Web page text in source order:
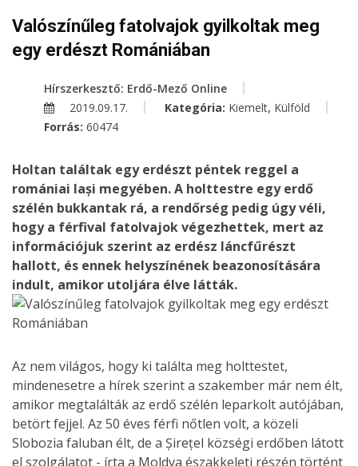
Valószínűleg fatolvajok gyilkoltak meg
egy erdészt Romániában
Hírszerkesztő: Erdő-Mező Online
2019.09.17.
Kategória: Kiemelt, Külföld
Forrás: 60474
Holtan találtak egy erdészt péntek reggel a
romániai Iași megyében. A holttestre egy erdő
szélén bukkantak rá, a rendőrség pedig úgy véli,
hogy a férfival fatolvajok végezhettek, mert az
információjuk szerint az erdész láncfűrészt
hallott, és ennek helyszínének beazonosítására
indult, amikor utoljára élve látták.
Az nem világos, hogy ki találta meg holttestet,
mindenesetre a hírek szerint a szakember már nem élt,
amikor megtalálták az erdő szélén leparkolt autójában,
betört fejjel. Az 50 éves férfi nőtlen volt, a közeli
Slobozia faluban élt, de a Șirețel községi erdőben látott
el szolgálatot - írta a Moldva északkeleti részén történt